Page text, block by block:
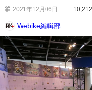
2021年12月06日 10,212
Webike編輯部